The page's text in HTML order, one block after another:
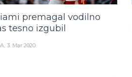
premagal vodilno
tesno izgubil
3. Mar 2020